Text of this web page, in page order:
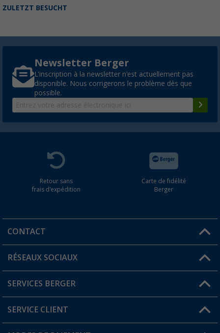
ZULETZT BESUCHT
Newsletter Berger
L'inscription à la newsletter n'est actuellement pas
disponible. Nous corrigerons le problème dès que
possible.
Retour sans
frais d'expédition
Carte de fidélité
Berger
CONTACT
Une question ?
Trouver une magasin
RÉSEAUX SOCIAUX
SERVICES BERGER
Devenir revendeur
SERVICE CLIENT